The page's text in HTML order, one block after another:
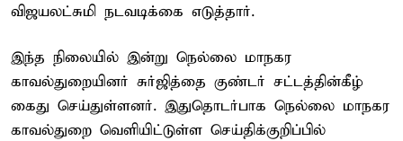
விஜயலட்சுமி நடவடிக்கை எடுத்தார்.
இந்த நிலையில் இன்று நெல்லை மாநகர
காவல்துறையினர் சுர்ஜித்தை குண்டர் சட்டத்தின்கீழ்
கைது செய்துள்ளனர். இதுதொடர்பாக நெல்லை மாநகர
காவல்துறை வெளியிட்டுள்ள செய்திக்குறிப்பில்